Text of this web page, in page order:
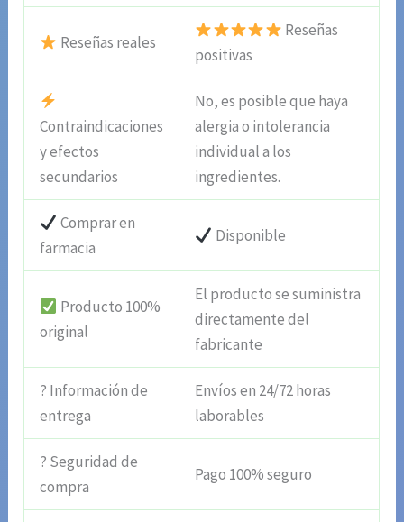
Reseñas reales
Reseñas
positivas
Contraindicaciones
y efectos
secundarios
No, es posible que haya
alergia o intolerancia
individual a los
ingredientes.
Comprar en
farmacia
Disponible
Producto 100%
original
El producto se suministra
directamente del
fabricante
? Información de
entrega
Envíos en 24/72 horas
laborables
? Seguridad de
compra
Pago 100% seguro